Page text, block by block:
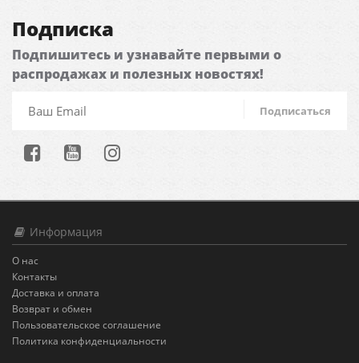
Подписка
Подпишитесь и узнавайте первыми о
распродажах и полезных новостях!
Подписаться
Информация
О нас
Контакты
Доставка и оплата
Возврат и обмен
Пользовательское соглашение
Политика конфиденциальности